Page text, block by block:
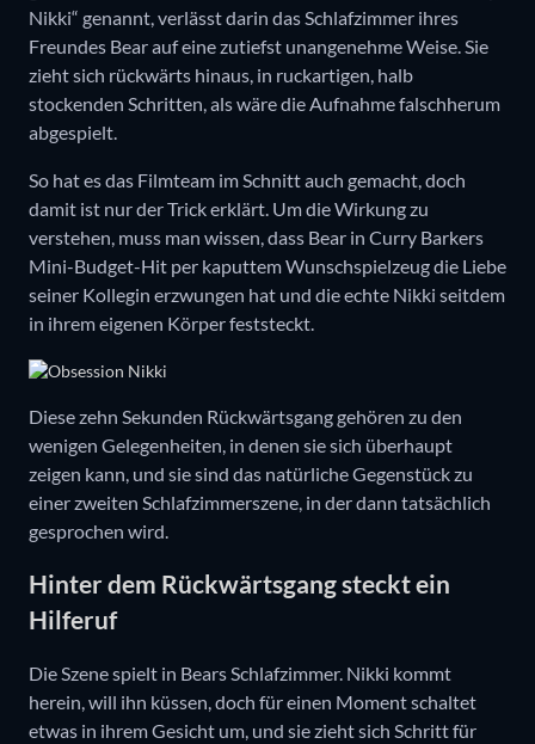
Nikki“ genannt, verlässt darin das Schlafzimmer ihres
Freundes Bear auf eine zutiefst unangenehme Weise. Sie
zieht sich rückwärts hinaus, in ruckartigen, halb
stockenden Schritten, als wäre die Aufnahme falschherum
abgespielt.
So hat es das Filmteam im Schnitt auch gemacht, doch
damit ist nur der Trick erklärt. Um die Wirkung zu
verstehen, muss man wissen, dass Bear in Curry Barkers
Mini-Budget-Hit per kaputtem Wunschspielzeug die Liebe
seiner Kollegin erzwungen hat und die echte Nikki seitdem
in ihrem eigenen Körper feststeckt.
Diese zehn Sekunden Rückwärtsgang gehören zu den
wenigen Gelegenheiten, in denen sie sich überhaupt
zeigen kann, und sie sind das natürliche Gegenstück zu
einer zweiten Schlafzimmerszene, in der dann tatsächlich
gesprochen wird.
Hinter dem Rückwärtsgang steckt ein
Hilferuf
Die Szene spielt in Bears Schlafzimmer. Nikki kommt
herein, will ihn küssen, doch für einen Moment schaltet
etwas in ihrem Gesicht um, und sie zieht sich Schritt für